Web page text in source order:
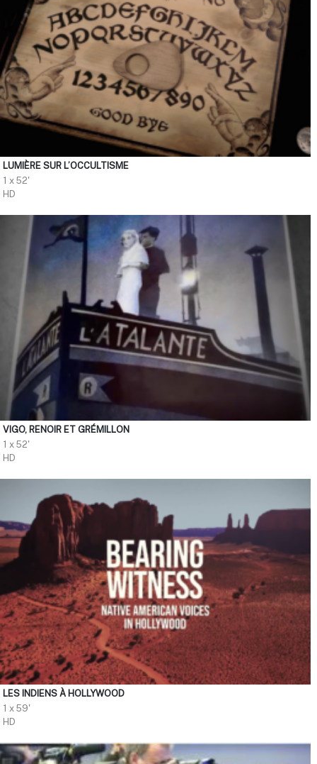
LUMIÈRE SUR L’OCCULTISME
1 x 52'
HD
VIGO, RENOIR ET GRÉMILLON
1 x 52'
HD
LES INDIENS À HOLLYWOOD
1 x 59'
HD